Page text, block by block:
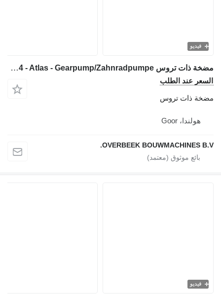
فيديو
مضخة ذات تروس Bosch 0510 725 314 - Atlas - Gearpump/Zahnradpumpe لـ آلات البناء
السعر عند الطلب
مضخة ذات تروس
هولندا، Goor
OVERBEEK BOUWMACHINES B.V.
فيديو